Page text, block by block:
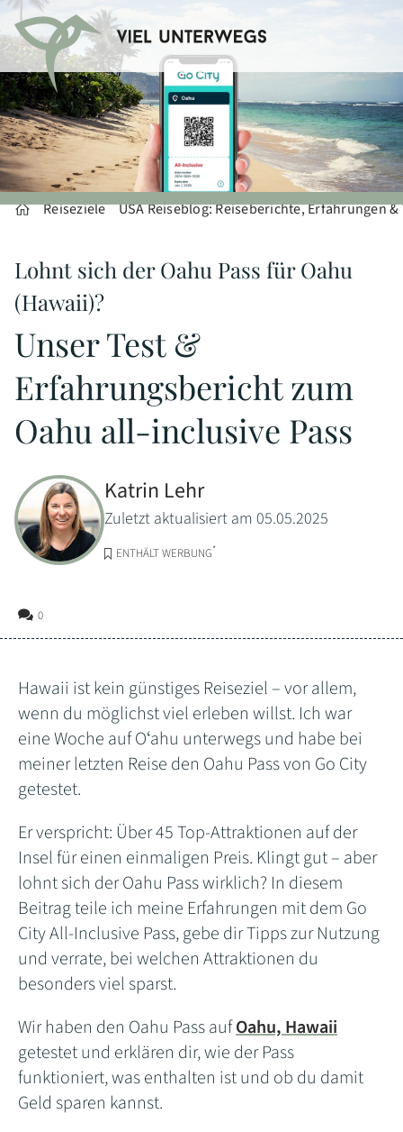
Reiseziele USA Reiseblog: Reiseberichte, Erfahrungen
Lohnt sich der Oahu Pass für Oahu
(Hawaii)?
Unser Test &
Erfahrungsbericht zum
Oahu all-inclusive Pass
Katrin Lehr
Zuletzt aktualisiert am 05.05.2025
ENTHÄLT WERBUNG*
0
Hawaii ist kein günstiges Reiseziel – vor allem,
wenn du möglichst viel erleben willst. Ich war
eine Woche auf Oʻahu unterwegs und habe bei
meiner letzten Reise den Oahu Pass von Go City
getestet.
Er verspricht: Über 45 Top-Attraktionen auf der
Insel für einen einmaligen Preis. Klingt gut – aber
lohnt sich der Oahu Pass wirklich? In diesem
Beitrag teile ich meine Erfahrungen mit dem Go
City All-Inclusive Pass, gebe dir Tipps zur Nutzung
und verrate, bei welchen Attraktionen du
besonders viel sparst.
Wir haben den Oahu Pass aufOahu, Hawaii
getestet und erklären dir, wie der Pass
funktioniert, was enthalten ist und ob du damit
Geld sparen kannst.